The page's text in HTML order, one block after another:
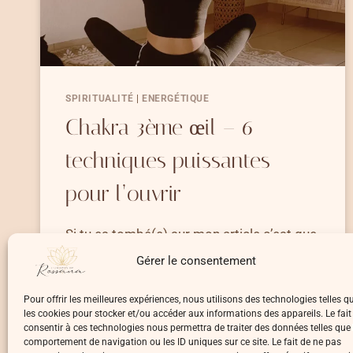
Gérer le consentement
Pour offrir les meilleures expériences, nous utilisons des technologies telles
les cookies pour stocker et/ou accéder aux informations des appareils. Le fait
consentir à ces technologies nous permettra de traiter des données telles que
comportement de navigation ou les ID uniques sur ce site. Le fait de ne pas
SPIRITUALITÉ ENERGÉTIQUE
Chakra 3ème œil – 6
techniques puissantes
pour l’ouvrir
Si tu es tombé(e) sur mon article c’est que
tu…
3ÈME
ŒIL